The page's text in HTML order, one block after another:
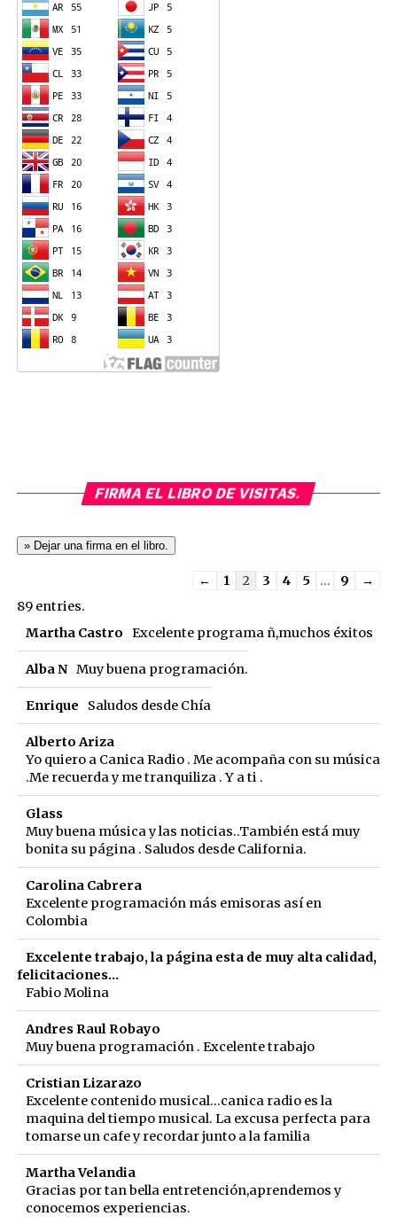
FIRMA EL LIBRO DE VISITAS.
Guestbook
← 1 2 3 4 5 ... 9
→
89 entries.
Martha Castro
Excelente programa ñ,muchos éxitos
Alba N Muy buena programación.
Enrique Saludos desde Chía
Alberto Ariza
Yo quiero a Canica Radio . Me acompaña con su música
.Me recuerda y me tranquiliza . Y a ti .
Glass
Muy buena música y las noticias..También está muy
bonita su página . Saludos desde California.
Carolina Cabrera
Excelente programación más emisoras así en
Colombia
Excelente trabajo, la página esta de muy alta calidad,
felicitaciones...
Fabio Molina
Andres Raul Robayo
Muy buena programación . Excelente trabajo
Cristian Lizarazo
Excelente contenido musical...canica radio es la
maquina del tiempo musical. La excusa perfecta para
tomarse un cafe y recordar junto a la familia
Martha Velandia
Gracias por tan bella entretención,aprendemos y
conocemos experiencias.